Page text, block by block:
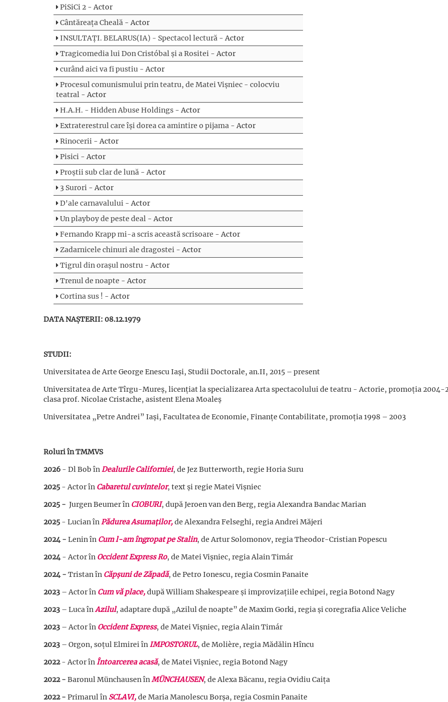
PiSiCi 2 - Actor
Cântăreața Cheală - Actor
INSULTAȚI. BELARUS(IA) - Spectacol lectură - Actor
Tragicomedia lui Don Cristóbal și a Rositei - Actor
curând aici va fi pustiu - Actor
Procesul comunismului prin teatru, de Matei Vișniec - colocviu
teatral - Actor
H.A.H. - Hidden Abuse Holdings - Actor
Extraterestrul care își dorea ca amintire o pijama - Actor
Rinocerii - Actor
Pisici - Actor
Proștii sub clar de lună - Actor
3 Surori - Actor
D'ale carnavalului - Actor
Un playboy de peste deal - Actor
Fernando Krapp mi-a scris această scrisoare - Actor
Zadarnicele chinuri ale dragostei - Actor
Tigrul din orașul nostru - Actor
Trenul de noapte - Actor
Cortina sus ! - Actor
DATA NAȘTERII: 08.12.1979
STUDII:
Universitatea de Arte George Enescu Iași, Studii Doctorale, an.II, 2015 – present
Universitatea de Arte Tîrgu-Mureş, licenţiat la specializarea Arta spectacolului de teatru - Actorie, promoţia 2004-
clasa prof. Nicolae Cristache, asistent Elena Moaleş
Universitatea „Petre Andrei” Iaşi, Facultatea de Economie, Finanţe Contabilitate, promoţia 1998 – 2003
Roluri în TMMVS
2026 - Dl Bob înDealurile Californiei, de Jez Butterworth, regie Horia Suru
2025 - Actor în Cabaretul cuvintelor, text și regie Matei Vișniec
2025 - Jurgen Beumer în CIOBURI, după Jeroen van den Berg, regia Alexandra Bandac Marian
2025 - Lucian înPădurea Asumaților,de Alexandra Felseghi, regia Andrei Măjeri
2024 - Lenin în Cum l-am îngropat pe Stalin, de Artur Solomonov, regia Theodor-Cristian Popescu
2024- Actor în Occident Express Ro, de Matei Vișniec, regia Alain Timár
2024 - Tristan în Căpșuni de Zăpadă, de Petro Ionescu, regia Cosmin Panaite
2023 – Actor în Cum vă place,după William Shakespeare și improvizațiile echipei, regia Botond Nagy
2023 – Luca înAzilul, adaptare după „Azilul de noapte” de Maxim Gorki, regia și coregrafia Alice Veliche
2023 – Actor în Occident Express, de Matei Vișniec, regia Alain Timár
2023 – Orgon, soțul Elmirei înIMPOSTORUL, de Molière, regia Mădălin Hîncu
2022 - Actor înÎntoarcerea acasă, de Matei Vișniec, regia Botond Nagy
2022- Baronul Münchausen înMÜNCHAUSEN, de Alexa Băcanu, regia Ovidiu Caița
2022- Primarul în SCLAVI,de Maria Manolescu Borșa, regia Cosmin Panaite